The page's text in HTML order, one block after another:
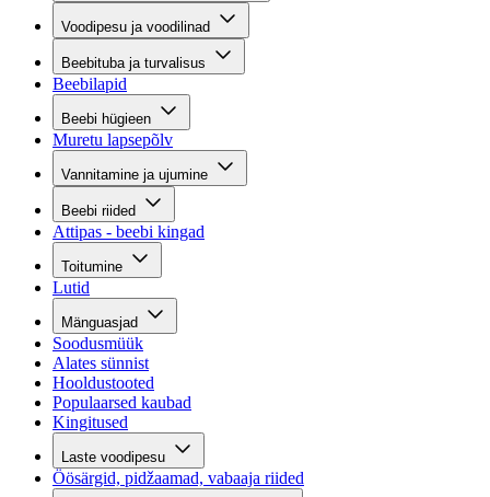
Voodipesu ja voodilinad
Beebituba ja turvalisus
Beebilapid
Beebi hügieen
Muretu lapsepõlv
Vannitamine ja ujumine
Beebi riided
Attipas - beebi kingad
Toitumine
Lutid
Mänguasjad
Soodusmüük
Alates sünnist
Hooldustooted
Populaarsed kaubad
Kingitused
Laste voodipesu
Öösärgid, pidžaamad, vabaaja riided